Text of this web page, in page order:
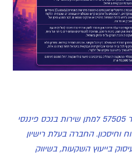
החברה בעלת רישיון מספר 57505 למתן שירות בנכס פיננסי
וחיסכון. החברה בעלת רישיון
בייעוץ השקעות, בשיווק